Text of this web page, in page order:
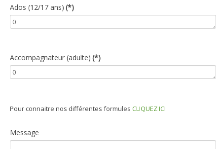
Ados (12/17 ans) (*)
Accompagnateur (adulte) (*)
Pour connaitre nos différentes formules CLIQUEZ ICI
Message